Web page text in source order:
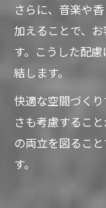
さらに、音楽や
加えることで、
す。こうした配
結します。
快適な空間づく
さも考慮するこ
の両立を図るこ
す。